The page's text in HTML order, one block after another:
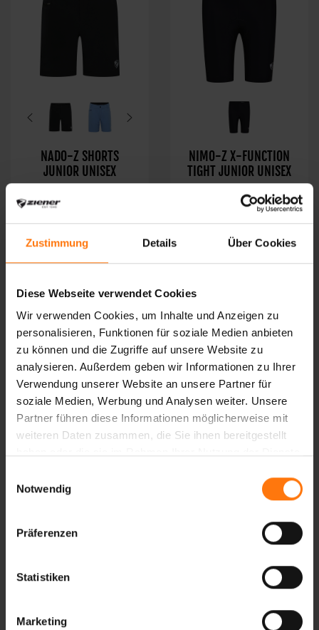
Zustimmung Details Über Cookies
Diese Webseite verwendet Cookies
Wir verwenden Cookies, um Inhalte und Anzeigen zu
personalisieren, Funktionen für soziale Medien anbieten
zu können und die Zugriffe auf unsere Website zu
analysieren. Außerdem geben wir Informationen zu Ihrer
Verwendung unserer Website an unsere Partner für
soziale Medien, Werbung und Analysen weiter. Unsere
Partner führen diese Informationen möglicherweise mit
weiteren Daten zusammen, die Sie ihnen bereitgestellt
Notwendig
Präferenzen
Statistiken
Marketing
NADO-Z SHORTS
JUNIOR UNISEX
NIMO-Z X-FUNCTION
TIGHT JUNIOR UNISEX
39.99 €*
NEKINI-Z X-FUNCTION
TIGHT JUNIOR UNISEX